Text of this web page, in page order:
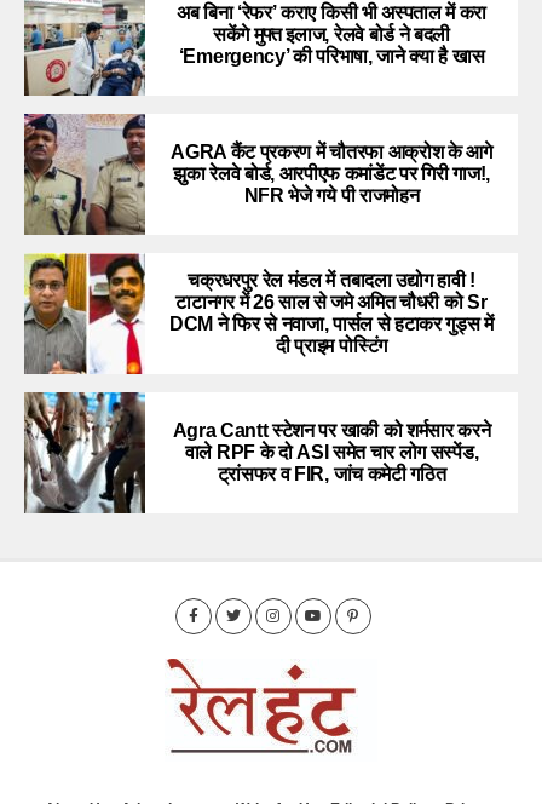
अब बिना ‘रेफर’ कराए किसी भी अस्पताल में करा
सकेंगे मुफ्त इलाज, रेलवे बोर्ड ने बदली
‘Emergency’ की परिभाषा, जाने क्या है खास
AGRA कैंट प्रकरण में चौतरफा आक्रोश के आगे
झुका रेलवे बोर्ड, आरपीएफ कमांडेंट पर गिरी गाज!,
NFR भेजे गये पी राजमोहन
चक्रधरपुर रेल मंडल में तबादला उद्योग हावी !
टाटानगर में 26 साल से जमे अमित चौधरी को Sr
DCM ने फिर से नवाजा, पार्सल से हटाकर गुड्स में
दी प्राइम पोस्टिंग
Agra Cantt स्टेशन पर खाकी को शर्मसार करने
वाले RPF के दो ASI समेत चार लोग सस्पेंड,
ट्रांसफर व FIR, जांच कमेटी गठित